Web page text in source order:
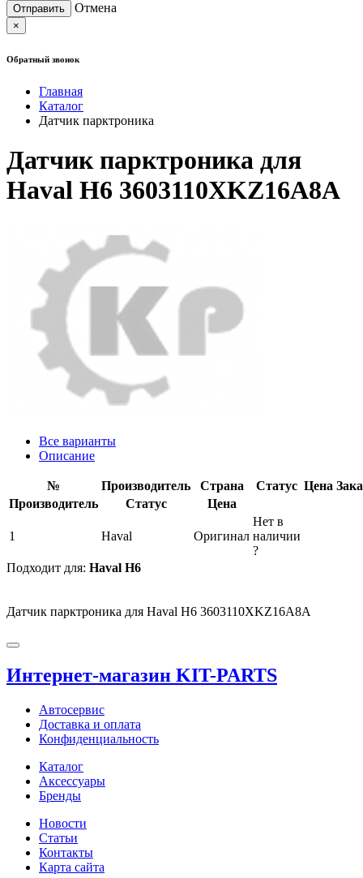
Отмена
×
Обратный звонок
Главная
Каталог
Датчик парктроника
Датчик парктроника для
Haval H6 3603110XKZ16A8A
Все варианты
Описание
№ Производитель Страна Статус Цена
Производитель
Статус Цена
1 Haval Оригинал
Нет в
наличии
?
Подходит для: Haval H6
Датчик парктроника для Haval H6 3603110XKZ16A8A
Интернет-магазин KIT-PARTS
Автосервис
Доставка и оплата
Конфиденциальность
Каталог
Аксессуары
Бренды
Новости
Статьи
Контакты
Карта сайта